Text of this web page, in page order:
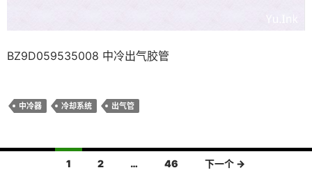
BZ9D059535008 中冷出气胶管
中冷器 冷却系统 出气管
1 2 … 46 下一个 →